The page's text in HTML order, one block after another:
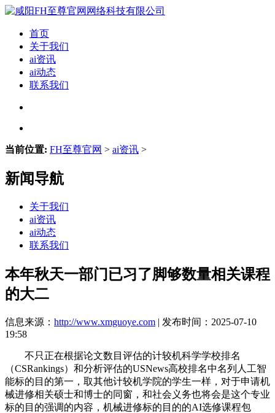
首页
关于我们
ai资讯
ai动态
联系我们
当前位置: FH至尊官网 > ai资讯 >
新闻导航
关于我们
ai资讯
ai动态
联系我们
本年秋天一部门已习了脚够数量相关课程
的大二
信息来源： http://www.xmguoye.com | 发布时间：2025-07-10
19:58
不只正在根据论文数目评估的计较机科学学校排名
（CSRankings）和分析评估的USNews高校排名中名列人工智
能标的目的第一，取其他计较机学院的学生一样，对于申请机
械进修相关硕士和博士的同窗，和社会义务也将会是这个专业
标的目的强调的内容，机械进修标的目的的AI选修课程包